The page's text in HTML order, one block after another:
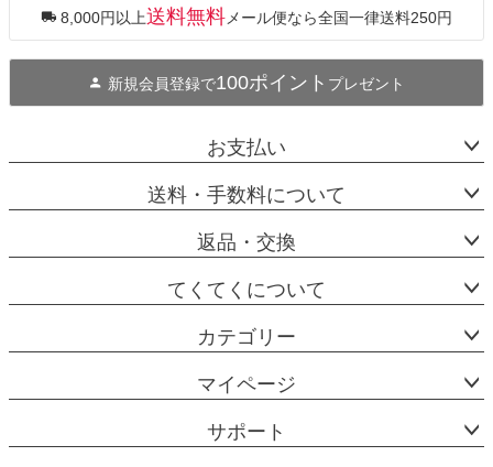
へ
8,000円以上送料無料 メール便なら全国一律送料250円
新規会員登録で100ポイント プレゼント
お支払い
送料・手数料について
返品・交換
てくてくについて
カテゴリー
マイページ
サポート